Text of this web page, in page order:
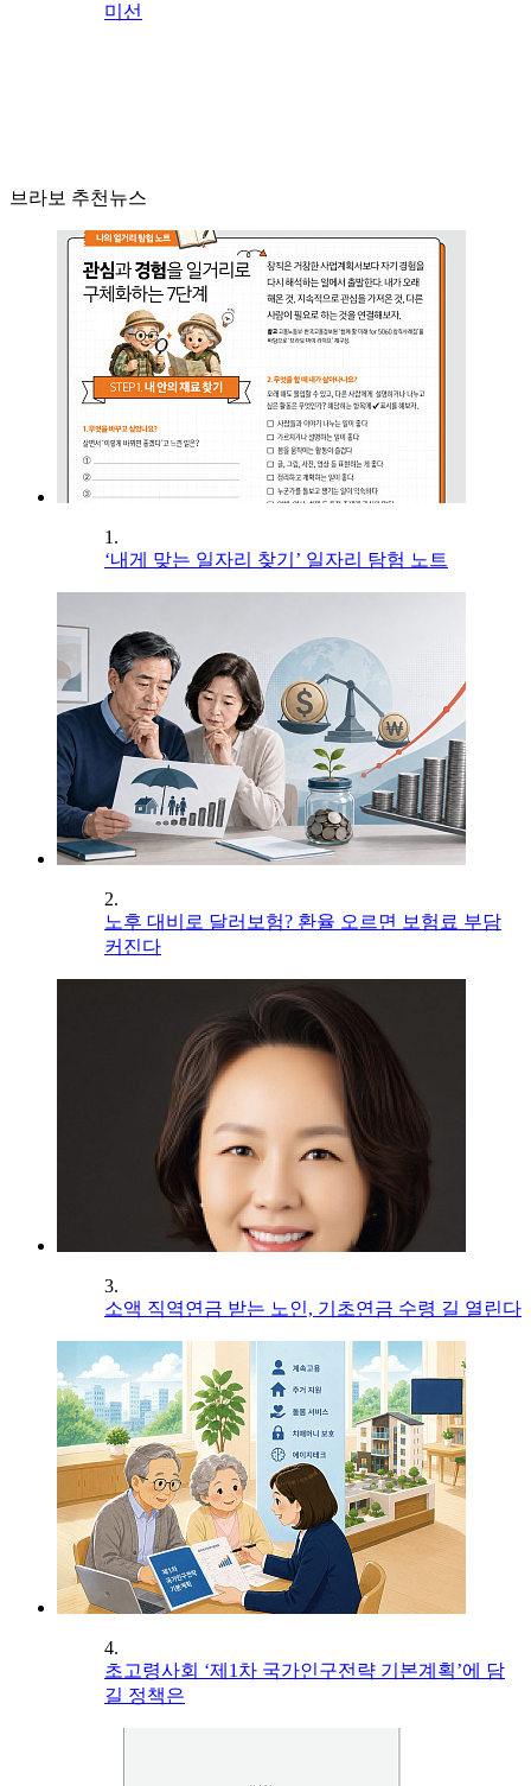
미선
브라보 추천뉴스
1.
‘내게 맞는 일자리 찾기’ 일자리 탐험 노트
2.
노후 대비로 달러보험? 환율 오르면 보험료 부담
커진다
3.
소액 직역연금 받는 노인, 기초연금 수령 길 열린다
4.
초고령사회 ‘제1차 국가인구전략 기본계획’에 담
길 정책은